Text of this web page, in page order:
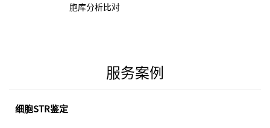
胞库分析比对
服务案例
细胞STR鉴定